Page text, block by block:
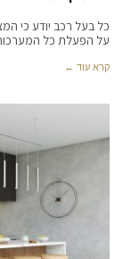
כל בעל רכב יודע כי
על הפעלת כל
קרא עוד ←